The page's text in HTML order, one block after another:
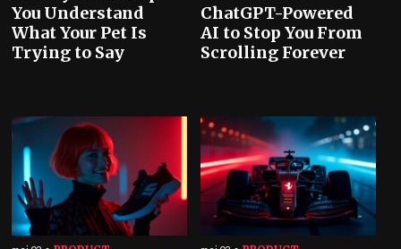
You Understand
What Your Pet Is
Trying to Say
ChatGPT-Powered
AI to Stop You From
Scrolling Forever